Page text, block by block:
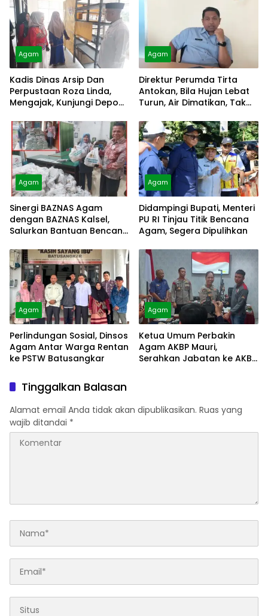
Agam
Kadis Dinas Arsip Dan
Perpustaan Roza Linda,
Mengajak, Kunjungi Depo
Agam
Direktur Perumda Tirta
Antokan, Bila Hujan Lebat
Turun, Air Dimatikan, Tak
Agam
Sinergi BAZNAS Agam
dengan BAZNAS Kalsel,
Salurkan Bantuan Bencana
Agam
Didampingi Bupati, Menteri
PU RI Tinjau Titik Bencana
Agam, Segera Dipulihkan
Agam
Perlindungan Sosial, Dinsos
Agam Antar Warga Rentan
ke PSTW Batusangkar
Agam
Ketua Umum Perbakin
Agam AKBP Mauri,
Serahkan Jabatan ke AKBP
Tinggalkan Balasan
Alamat email Anda tidak akan dipublikasikan. Ruas yang
wajib ditandai *